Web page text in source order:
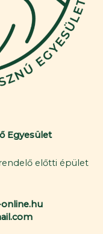
Egyesület
előtti épület